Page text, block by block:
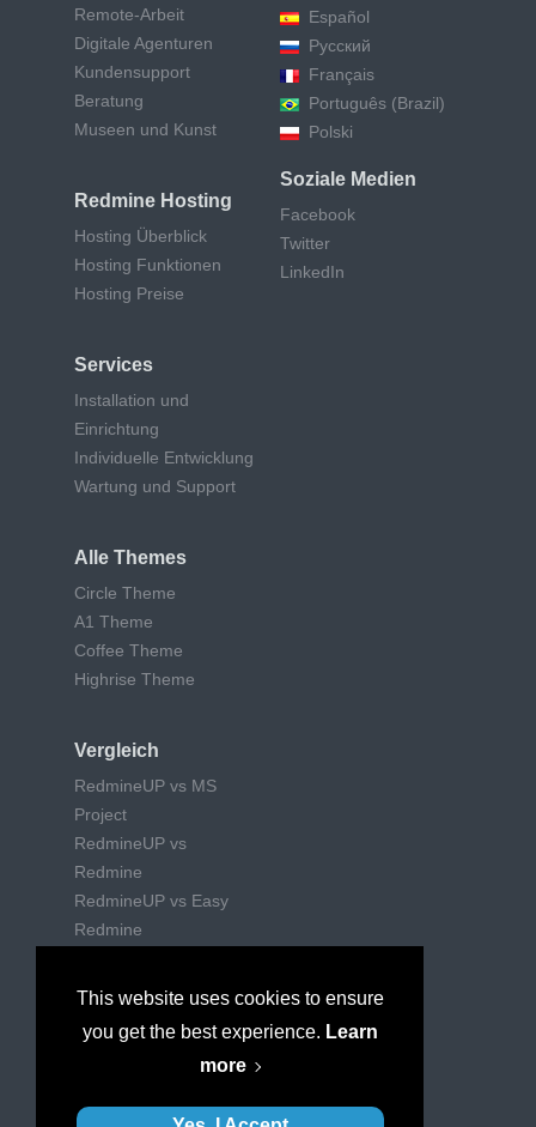
This website uses cookies to ensure
you get the best experience. Learn
more
Remote-Arbeit
Digitale Agenturen
Kundensupport
Beratung
Museen und Kunst
Redmine Hosting
Hosting Überblick
Hosting Funktionen
Hosting Preise
Services
Installation und
Einrichtung
Individuelle Entwicklung
Wartung und Support
Alle Themes
Circle Theme
A1 Theme
Coffee Theme
Highrise Theme
Vergleich
RedmineUP vs MS
Project
RedmineUP vs
Redmine
RedmineUP vs Easy
Redmine
RedmineUP vs Jira
RedmineUP vs
Español
Русский
Français
Português (Brazil)
Polski
Soziale Medien
Facebook
Twitter
LinkedIn